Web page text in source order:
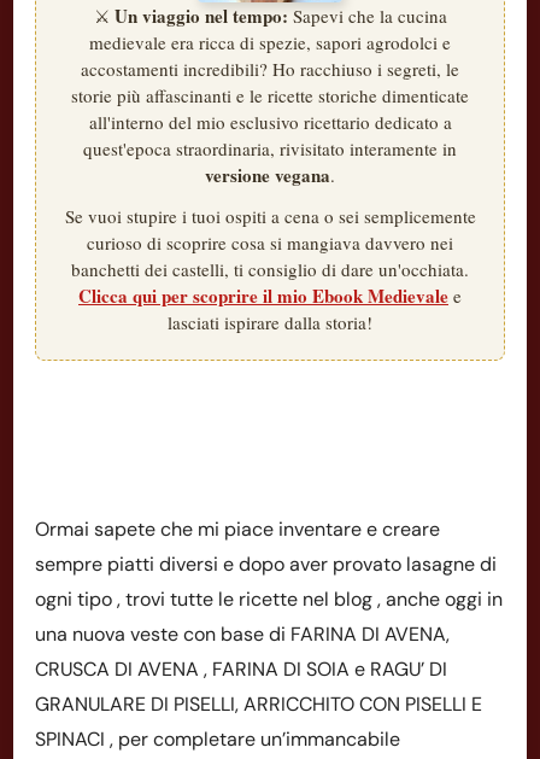
⚔️ Un viaggio nel tempo: Sapevi che la cucina
medievale era ricca di spezie, sapori agrodolci e
accostamenti incredibili? Ho racchiuso i segreti, le
storie più affascinanti e le ricette storiche dimenticate
all'interno del mio esclusivo ricettario dedicato a
quest'epoca straordinaria, rivisitato interamente in
versione vegana.
Se vuoi stupire i tuoi ospiti a cena o sei semplicemente
curioso di scoprire cosa si mangiava davvero nei
banchetti dei castelli, ti consiglio di dare un'occhiata.
Clicca qui per scoprire il mio Ebook Medievale e
lasciati ispirare dalla storia!
Ormai sapete che mi piace inventare e creare
sempre piatti diversi e dopo aver provato lasagne di
ogni tipo , trovi tutte le ricette nel blog , anche oggi in
una nuova veste con base di FARINA DI AVENA,
CRUSCA DI AVENA , FARINA DI SOIA e RAGU’ DI
GRANULARE DI PISELLI, ARRICCHITO CON PISELLI E
SPINACI , per completare un’immancabile